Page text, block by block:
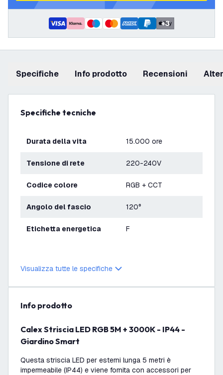
+3
Specifiche info prodotto recensioni
Specifiche tecniche
Durata della vita 15.000 ore
Tensione di rete 220-240V
Codice colore RGB + CCT
Angolo del fascio 120°
Etichetta energetica F
Visualizza tutte le specifiche
info prodotto
Calex Striscia LED RGB 5M + 3000K - IP44 -
Giardino Smart
Questa striscia LED per esterni lunga 5 metri è
impermeabile (IP44) e viene fornita con accessori per